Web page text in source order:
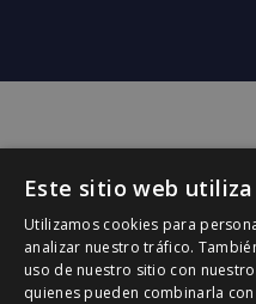
Este sitio web
Utilizamos cookies para
analizar nuestro tráfico.
uso de nuestro sitio con
quienes pueden combinarla